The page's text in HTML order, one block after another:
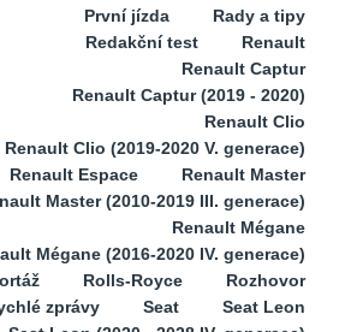
První jízda
Rady a tipy
Redakční test
Renault
Renault Captur
Renault Captur (2019 - 2020)
Renault Clio
Renault Clio (2019-2020 V. generace)
Renault Espace
Renault Master
Master (2010-2019 III. generace)
Renault Mégane
Mégane (2016-2020 IV. generace)
Rolls-Royce
Rozhovor
zprávy
Seat
Seat Leon